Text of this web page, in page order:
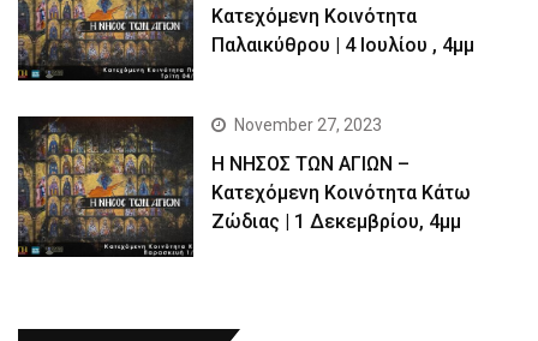
Kατεχόμενη Κοινότητα
Παλαικύθρου | 4 Ιουλίου , 4μμ
November 27, 2023
Η ΝΗΣΟΣ ΤΩΝ ΑΓΙΩΝ –
Κατεχόμενη Κοινότητα Κάτω
Ζώδιας | 1 Δεκεμβρίου, 4μμ